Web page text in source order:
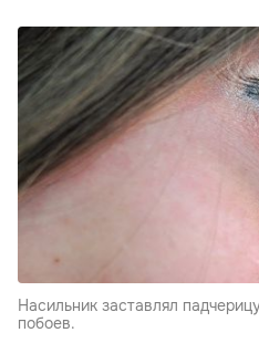
Насильник заставлял
побоев.